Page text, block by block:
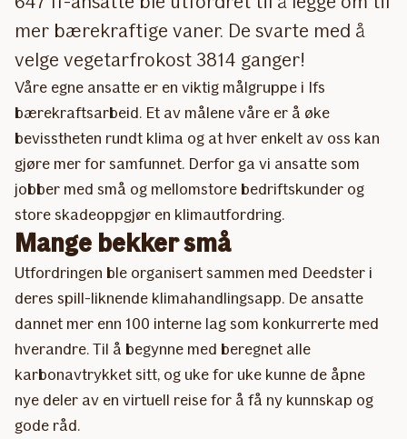
mer bærekraftige vaner. De svarte med å
velge vegetarfrokost 3814 ganger!
Våre egne ansatte er en viktig målgruppe i Ifs
bærekraftsarbeid. Et av målene våre er å øke
bevisstheten rundt klima og at hver enkelt av oss kan
gjøre mer for samfunnet. Derfor ga vi ansatte som
jobber med små og mellomstore bedriftskunder og
store skadeoppgjør en klimautfordring.
Mange bekker små
Utfordringen ble organisert sammen med Deedster i
deres spill-liknende klimahandlingsapp. De ansatte
dannet mer enn 100 interne lag som konkurrerte med
hverandre. Til å begynne med beregnet alle
karbonavtrykket sitt, og uke for uke kunne de åpne
nye deler av en virtuell reise for å få ny kunnskap og
gode råd.